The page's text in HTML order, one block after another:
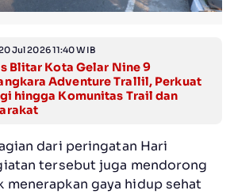
Jul 2026 11:40 WIB
Blitar Kota Gelar Nine 9
Adventure Trallil, Perkuat
hingga Komunitas Trail dan
dari peringatan Hari
tersebut juga mendorong
menerapkan gaya hidup sehat